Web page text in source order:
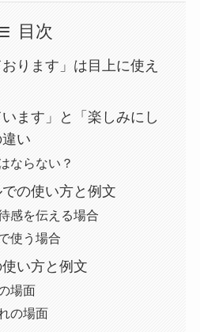
目次
おります」は目上に使え
います」と「楽しみにし
い
ならない？
の使い方と例文
感を伝える場合
使う場合
い方と例文
場面
の場面